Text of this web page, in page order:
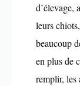
d’élevage,
leurs
beaucoup
en plus de
remplir, les